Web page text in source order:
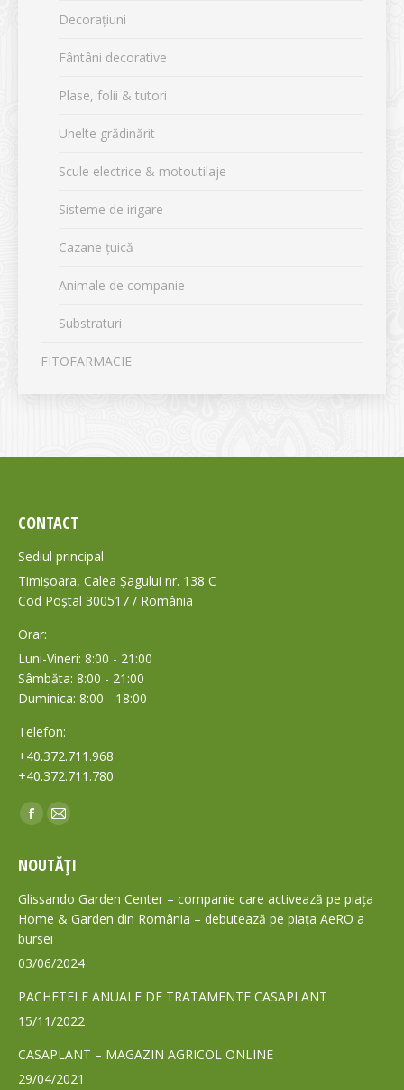
Decorațiuni
Fântâni decorative
Plase, folii & tutori
Unelte grădinărit
Scule electrice & motoutilaje
Sisteme de irigare
Cazane țuică
Animale de companie
Substraturi
FITOFARMACIE
CONTACT
Sediul principal
Timișoara, Calea Șagului nr. 138 C
Cod Poștal 300517 / România
Orar:
Luni-Vineri: 8:00 - 21:00
Sâmbăta: 8:00 - 21:00
Duminica: 8:00 - 18:00
Telefon:
+40.372.711.968
+40.372.711.780
Find us on:
Facebook
opens
in
new
window
Mail
opens
in
new
NOUTĂȚI
Glissando Garden Center – companie care activează pe piața
Home & Garden din România – debutează pe piața AeRO a
bursei
03/06/2024
PACHETELE ANUALE DE TRATAMENTE CASAPLANT
15/11/2022
CASAPLANT – MAGAZIN AGRICOL ONLINE
29/04/2021